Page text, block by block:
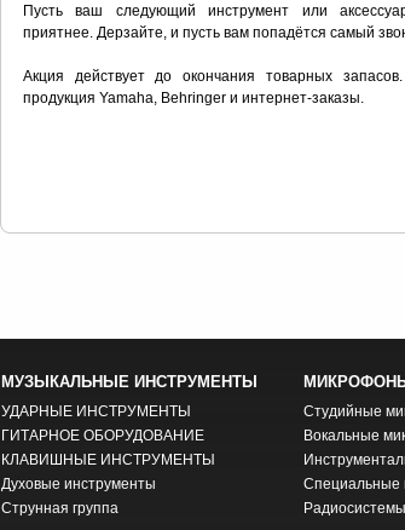
Пусть ваш следующий инструмент или
приятнее. Дерзайте, и пусть вам попадётся самый
Акция действует до окончания товарных
продукция Yamaha, Behringer и интернет-заказы.
МУЗЫКАЛЬНЫЕ ИНСТРУМЕНТЫ
УДАРНЫЕ ИНСТРУМЕНТЫ
ГИТАРНОЕ ОБОРУДОВАНИЕ
КЛАВИШНЫЕ ИНСТРУМЕНТЫ
Духовые инструменты
Струнная группа
Студийные
Вокальные
Специальные